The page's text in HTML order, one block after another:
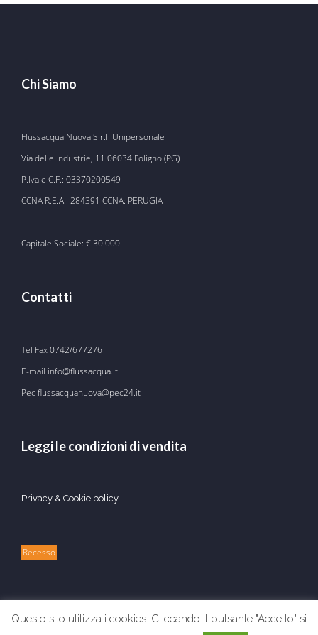
Chi Siamo
Flussacqua Nuova S.r.l. Unipersonale
Via delle Industrie, 11 06034 Foligno (PG)
P.Iva e C.F.: 03370200549
CCNA R.E.A.: 284391 CCNA: PERUGIA
Capitale Sociale: € 30.000
Contatti
Tel Fax0742/677276
E-mail info@flussacqua.it
Pec flussacquanuova@pec24.it
Leggi le condizioni di vendita
Privacy & Cookie policy
Recesso
Questo sito utilizza i cookies. Cliccando il pulsante "Accetto" si